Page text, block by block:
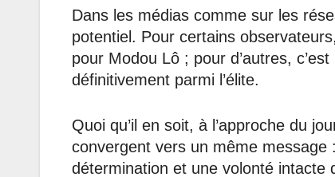
Dans les médias comme sur les
potentiel. Pour certains
pour Modou Lô ; pour d’autres,
définitivement parmi l’élite.
Quoi qu’il en soit, à l’approche du
convergent vers un même
détermination et une volonté intacte